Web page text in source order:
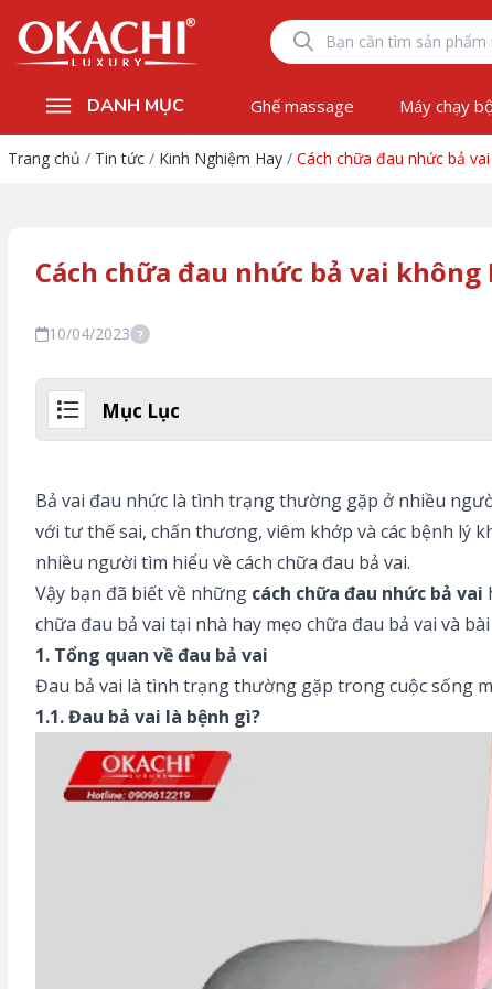
DANH MỤC Ghế massage Máy chạy
Trang chủ / Tin tức / Kinh Nghiệm Hay / Cách chữa đau nhức bả
Cách chữa đau nhức bả vai không
10/04/2023 ?
Mục Lục
Bả vai đau nhức là tình trạng thường gặp ở nhiều
với tư thế sai, chấn thương, viêm khớp và các bệnh lý
nhiều người tìm hiểu về cách chữa đau bả vai.
Vậy bạn đã biết về những cách chữa đau nhức bả vai
chữa đau bả vai tại nhà hay mẹo chữa đau bả vai và
1. Tổng quan về đau bả vai
Đau bả vai là tình trạng thường gặp trong cuộc sống
1.1. Đau bả vai là bệnh gì?